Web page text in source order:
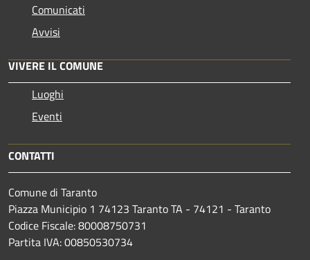
Comunicati
Avvisi
VIVERE IL COMUNE
Luoghi
Eventi
CONTATTI
Comune di Taranto
Piazza Municipio 1 74123 Taranto TA - 74121 - Taranto
Codice Fiscale: 80008750731
Partita IVA: 00850530734